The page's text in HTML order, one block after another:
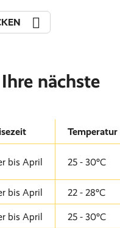
nächste
Temperatur
bis April 25 - 30°C
bis April 22 - 28°C
bis April 25 - 30°C